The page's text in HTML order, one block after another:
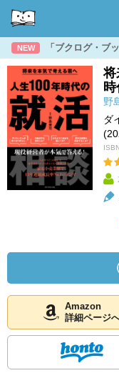
NEW 「ブクログ・ブ
将
野
ダ
Amazon
詳細ページ